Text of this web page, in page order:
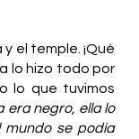
el temple. ¡Qué
lo hizo todo por
lo que tuvimos
era negro, ella lo
mundo se podía